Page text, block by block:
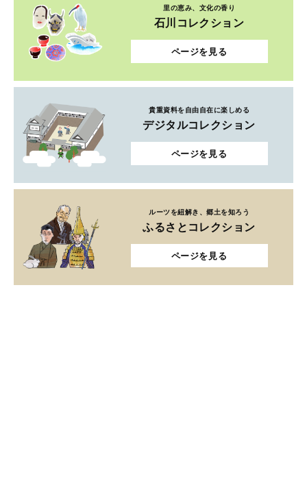
里の恵み、文化の香り
石川コレクション
ページを見る
貴重資料を自由自在に楽しめる
デジタルコレクション
ページを見る
ルーツを紐解き、郷土を知ろう
ふるさとコレクション
ページを見る